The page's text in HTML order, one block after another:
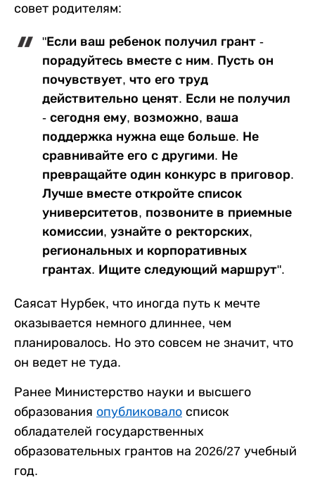
совет родителям:
"Если ваш ребенок получил грант -
порадуйтесь вместе с ним. Пусть он
почувствует, что его труд
действительно ценят. Если не получил
- сегодня ему, возможно, ваша
поддержка нужна еще больше. Не
сравнивайте его с другими. Не
превращайте один конкурс в приговор.
Лучше вместе откройте список
университетов, позвоните в приемные
комиссии, узнайте о ректорских,
региональных и корпоративных
грантах. Ищите следующий маршрут".
Саясат Нурбек, что иногда путь к мечте
оказывается немного длиннее, чем
планировалось. Но это совсем не значит, что
он ведет не туда.
Ранее Министерство науки и высшего
образования опубликовало список
обладателей государственных
образовательных грантов на 2026/27 учебный
год.